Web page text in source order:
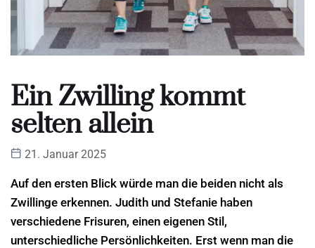
Ein Zwilling kommt
selten allein
21. Januar 2025
Auf den ersten Blick würde man die beiden nicht als
Zwillinge erkennen. Judith und Stefanie haben
verschiedene Frisuren, einen eigenen Stil,
unterschiedliche Persönlichkeiten. Erst wenn man die